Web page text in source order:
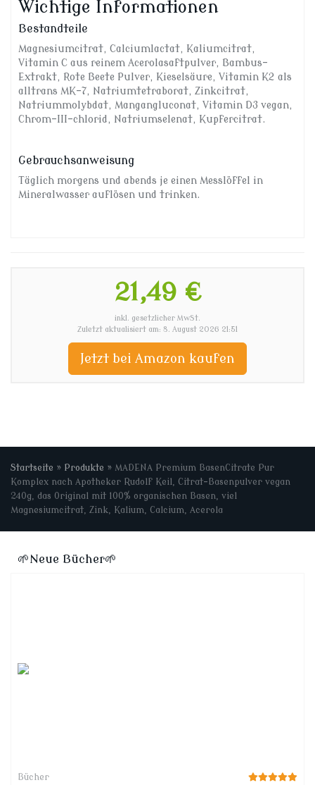
Wichtige Informationen
Bestandteile
Magnesiumcitrat, Calciumlactat, Kaliumcitrat,
Vitamin C aus reinem Acerolasaftpulver, Bambus-
Extrakt, Rote Beete Pulver, Kieselsäure, Vitamin K2 als
alltrans MK-7, Natriumtetraborat, Zinkcitrat,
Natriummolybdat, Mangangluconat, Vitamin D3 vegan,
Chrom-III-chlorid, Natriumselenat, Kupfercitrat.
Gebrauchsanweisung
Täglich morgens und abends je einen Messlöffel in
Mineralwasser auflösen und trinken.
21,49 €
inkl. gesetzlicher MwSt.
Zuletzt aktualisiert am: 8. August 2026 21:51
Jetzt bei Amazon kaufen
Startseite » Produkte » MADENA Premium BasenCitrate Pur
Komplex nach Apotheker Rudolf Keil, Citrat-Basenpulver vegan
240g, das Original mit 100% organischen Basen, viel
Magnesiumcitrat, Zink, Kalium, Calcium, Acerola
🌱Neue Bücher🌱
Bücher